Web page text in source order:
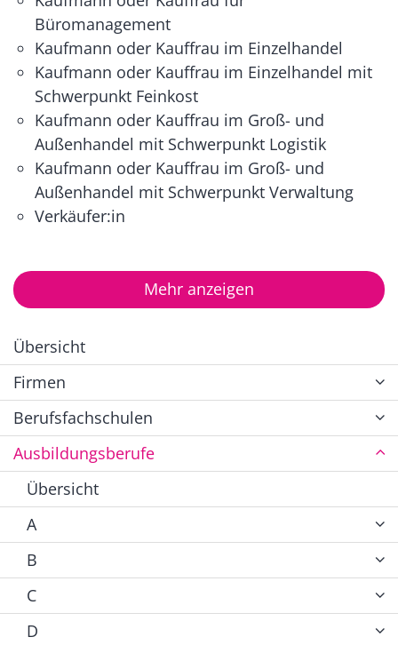
Büromanagement
Kaufmann oder Kauffrau im Einzelhandel
Kaufmann oder Kauffrau im Einzelhandel mit
Schwerpunkt Feinkost
Kaufmann oder Kauffrau im Groß- und
Außenhandel mit Schwerpunkt Logistik
Kaufmann oder Kauffrau im Groß- und
Außenhandel mit Schwerpunkt Verwaltung
Verkäufer:in
Mehr anzeigen
Übersicht
Firmen
Berufsfachschulen
Ausbildungsberufe
Übersicht
A
B
C
D